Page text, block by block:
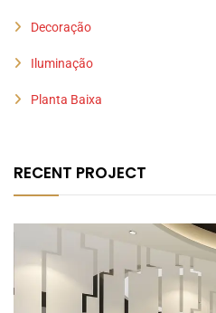
Decoração
Iluminação
Planta Baixa
RECENT PROJECT